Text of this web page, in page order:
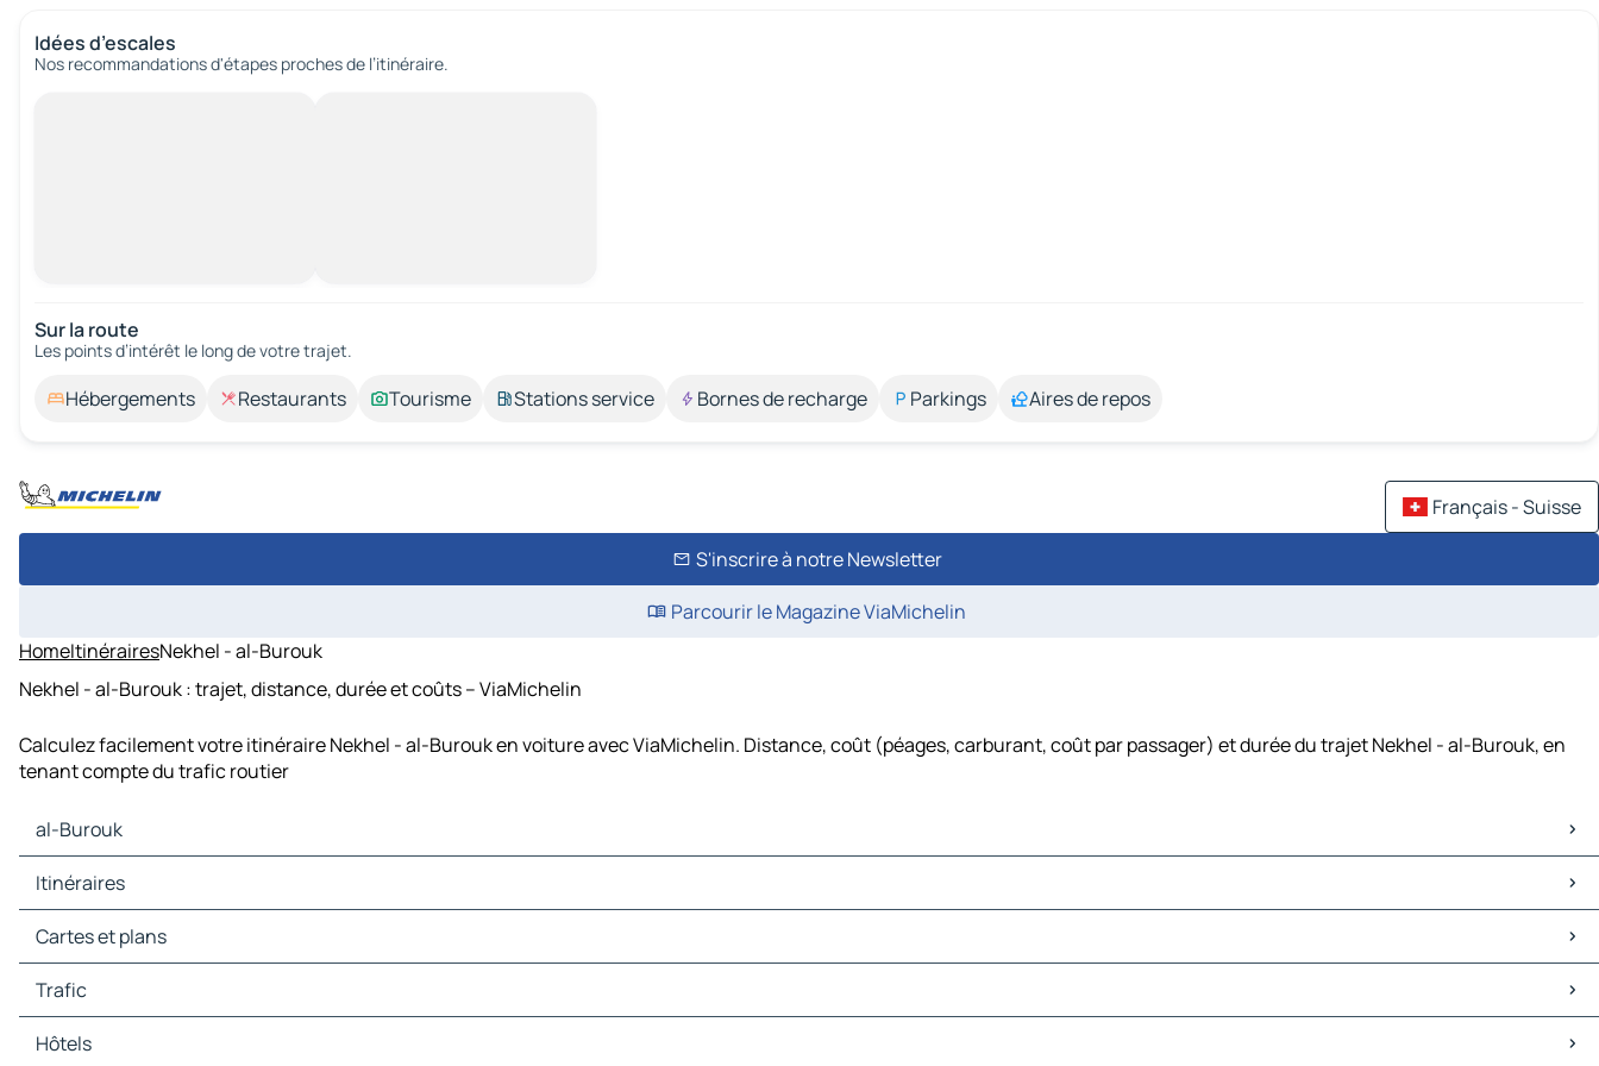
Idées d’escales
Nos recommandations d'étapes proches de l’itinéraire.
Sur la route
Les points d’intérêt le long de votre trajet.
Hébergements Restaurants Tourisme Stations service Bornes de recharge Parkings Aires de repos
Français - Suisse
S'inscrire à notre Newsletter
Parcourir le Magazine ViaMichelin
HomeItinérairesNekhel - al-Burouk
Nekhel - al-Burouk : trajet, distance, durée et coûts – ViaMichelin
Calculez facilement votre itinéraire Nekhel - al-Burouk en voiture avec ViaMichelin. Distance, coût (péages, carburant, coût par passager) et durée du trajet Nekhel - al-Burouk, en
tenant compte du trafic routier
al-Burouk
al-Burouk Cartes et plans
al-Burouk Trafic
al-Burouk Hôtels
al-Burouk Restaurants
al-Burouk Stations-service
Itinéraires
Cartes et plans
Trafic
Hôtels